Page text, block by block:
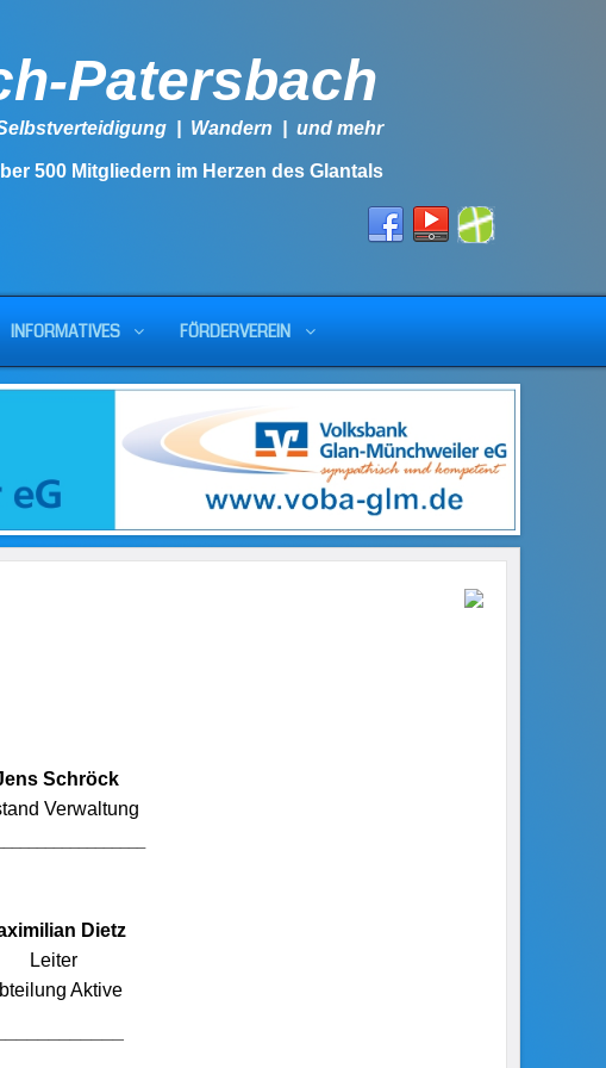
Patersbach
| Selbstverteidigung | Wandern | und mehr
500 Mitgliedern im Herzen des Glantals
INFORMATIVES FÖRDERVEREIN
Schröck
Verwaltung
Dietz
Leiter
Aktive